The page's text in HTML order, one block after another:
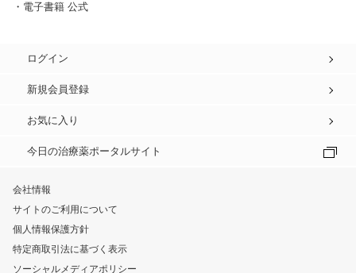
・電子書籍 公式
ログイン
新規会員登録
お気に入り
今日の治療薬ポータルサイト
会社情報
サイトのご利用について
個人情報保護方針
特定商取引法に基づく表示
ソーシャルメディアポリシー